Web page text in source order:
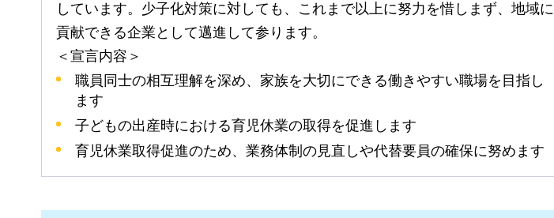
しています。少子化対策に対しても、これまで以上に努力を惜しまず、地域に
貢献できる企業として邁進して参ります。
＜宣言内容＞
職員同士の相互理解を深め、家族を大切にできる働きやすい職場を目指し
ます
子どもの出産時における育児休業の取得を促進します
育児休業取得促進のため、業務体制の見直しや代替要員の確保に努めます